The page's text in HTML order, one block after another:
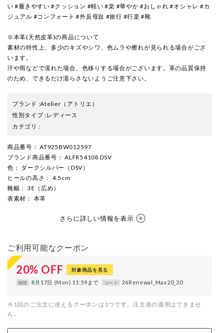
い #履きやすい #クッション #軽い #楽 #華やか #おしゃれ #オシャレ #カ
ジュアル #コンフォート #外反母趾 #旅行 #行楽 #靴
※本革(天然皮革)の商品について
素材の特性上、多少のキズやシワ、色ムラや擦れが見られる場合がござ
います。
汗や雨などで濡れた場合、色移りする場合がございます。革の品質保持
のため、できるだけ濡らさないようご注意下さい。
ブランド :Atelier （アトリエ）
性別タイプ:レディース
カテゴリ :
商品番号 ： AT925BW012597
ブランド商品番号 ： ALFR54108 DSV
色 ： ダークシルバー（DSV）
ヒールの高さ ： 4.5cm
靴幅 ： 3E（広め）
表素材 ： 本革
さらに詳しい情報を表示
ご利用可能なクーポン
20% OFF 対象商品を見る
期間 8月17日 (Mon) 11:59まで コード 26Renewal_Max20_20
※1回のご注文に使えるクーポンは1つです。注文後の適用はできませ
ん。